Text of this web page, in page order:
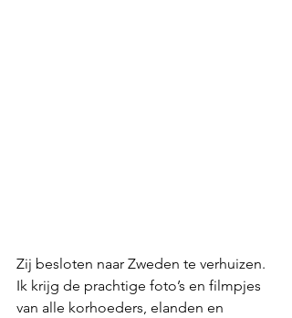
Zij besloten naar Zweden te verhuizen.
Ik krijg de prachtige foto’s en filmpjes
van alle korhoeders, elanden en